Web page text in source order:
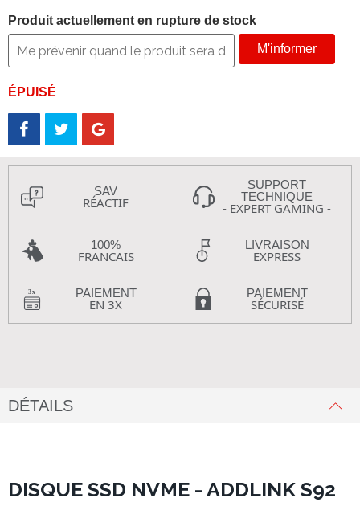
Produit actuellement en rupture de stock
M'informer
ÉPUISÉ
SAV
RÉACTIF
SUPPORT
TECHNIQUE
- EXPERT GAMING -
100%
FRANCAIS
LIVRAISON
EXPRESS
PAIEMENT
EN 3X
PAIEMENT
SÉCURISÉ
DÉTAILS
DISQUE SSD NVME - ADDLINK S92